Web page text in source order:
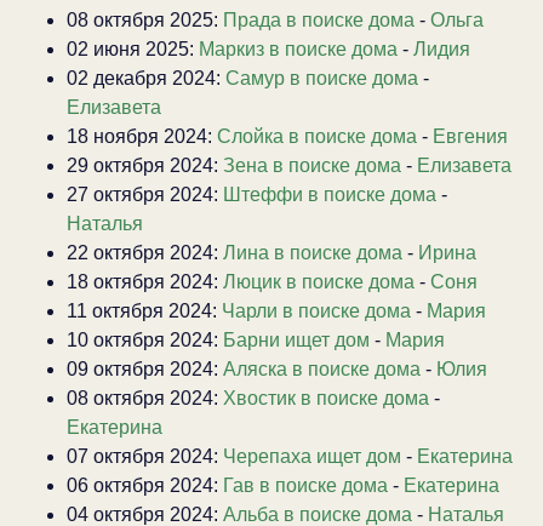
08 октября 2025: Прада в поиске дома - Ольга
02 июня 2025: Маркиз в поиске дома - Лидия
02 декабря 2024: Самур в поиске дома -
Елизавета
18 ноября 2024: Слойка в поиске дома - Евгения
29 октября 2024: Зена в поиске дома - Елизавета
27 октября 2024: Штеффи в поиске дома -
Наталья
22 октября 2024: Лина в поиске дома - Ирина
18 октября 2024: Люцик в поиске дома - Соня
11 октября 2024: Чарли в поиске дома - Мария
10 октября 2024: Барни ищет дом - Мария
09 октября 2024: Аляска в поиске дома - Юлия
08 октября 2024: Хвостик в поиске дома -
Екатерина
07 октября 2024: Черепаха ищет дом - Екатерина
06 октября 2024: Гав в поиске дома - Екатерина
04 октября 2024: Альба в поиске дома - Наталья